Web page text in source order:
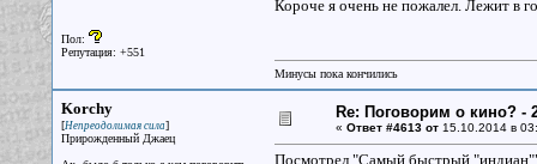
Пол:
Репутация: +551
Короче я очень не пожалел. Лежит в
Минусы пока кончились
Korchy
[Непреодолимая сила]
Прирожденный Джаец
Re: Поговорим о кино? -
« Ответ #4613 от15.10.2014 в
Посмотрел "Самый быстрый